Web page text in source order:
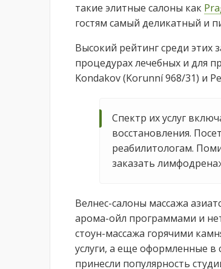
такие элитные салоны как
гостям самый деликатный и
Высокий рейтинг среди этих
процедурах лечебных и для
Kondakov (Korunní 968/31) и
Спектр их услуг
восстановления.
реабилитологам.
заказать
Велнес-салоны массажа
арома-ойл программами и
стоун-массажа горячими
услуги, а еще оформленные в
принесли популярность